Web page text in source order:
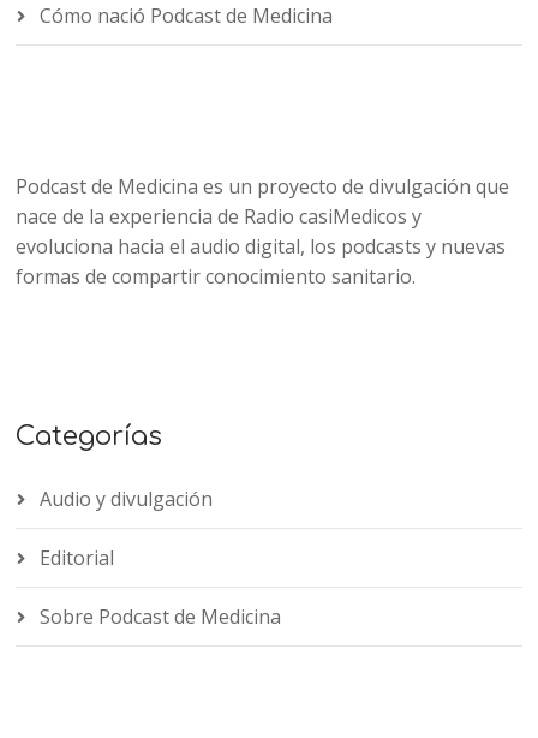
Cómo nació Podcast de Medicina
Podcast de Medicina es un proyecto de divulgación que
nace de la experiencia de Radio casiMedicos y
evoluciona hacia el audio digital, los podcasts y nuevas
formas de compartir conocimiento sanitario.
Categorías
Audio y divulgación
Editorial
Sobre Podcast de Medicina